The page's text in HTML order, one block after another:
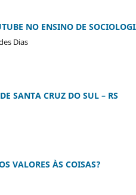
NO ENSINO DE
Dias
SANTA CRUZ DO SUL – RS
VALORES ÀS COISAS?